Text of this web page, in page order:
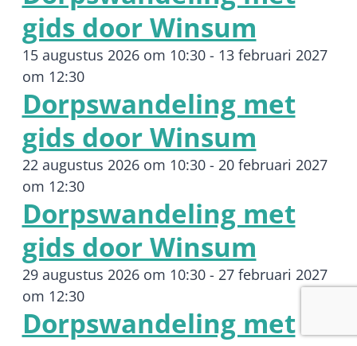
gids door Winsum
15 augustus 2026 om 10:30- 13 februari 2027
om 12:30
Dorpswandeling met
gids door Winsum
22 augustus 2026 om 10:30- 20 februari 2027
om 12:30
Dorpswandeling met
gids door Winsum
29 augustus 2026 om 10:30- 27 februari 2027
om 12:30
Dorpswandeling met